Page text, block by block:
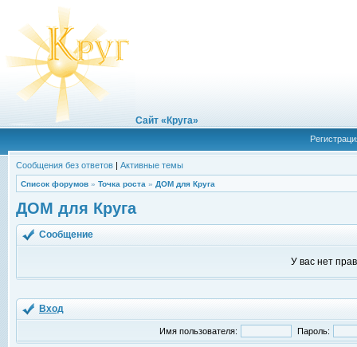
Сайт «Круга»
Сообщения без ответов | Активные темы
Список форумов » Точка роста » ДОМ для Круга
ДОМ для Круга
Сообщение
У вас нет
Вход
Имя пользователя: Пароль: